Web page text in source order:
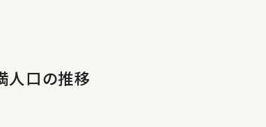
人口の推移